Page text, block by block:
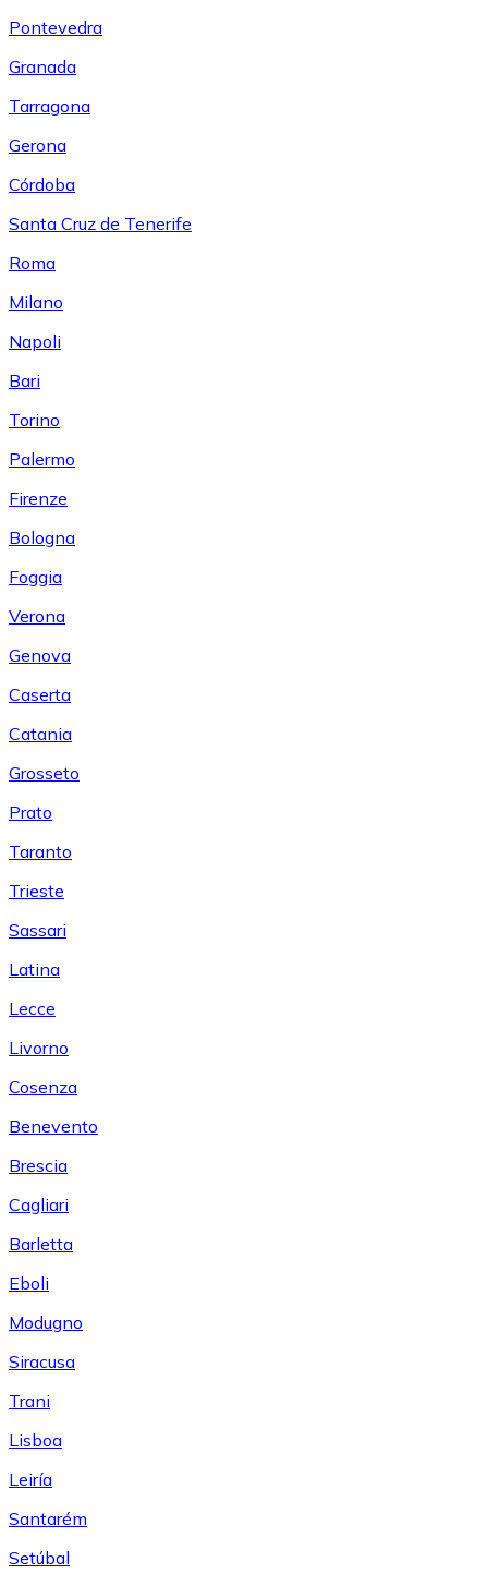
Pontevedra
Granada
Tarragona
Gerona
Córdoba
Santa Cruz de Tenerife
Roma
Milano
Napoli
Bari
Torino
Palermo
Firenze
Bologna
Foggia
Verona
Genova
Caserta
Catania
Grosseto
Prato
Taranto
Trieste
Sassari
Latina
Lecce
Livorno
Cosenza
Benevento
Brescia
Cagliari
Barletta
Eboli
Modugno
Siracusa
Trani
Lisboa
Leiría
Santarém
Setúbal